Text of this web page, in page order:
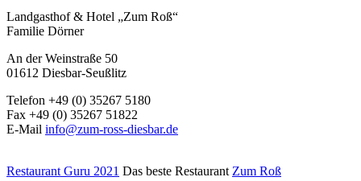
Landgasthof & Hotel „Zum Roß“
Familie Dörner
An der Weinstraße 50
01612 Diesbar-Seußlitz
Telefon +49 (0) 35267 5180
Fax +49 (0) 35267 51822
E-Mail info@zum-ross-diesbar.de
Restaurant Guru 2021 Das beste Restaurant Zum Roß